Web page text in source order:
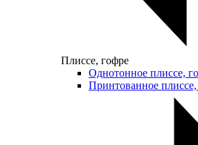
Плиссе, гофре
Однотонное плиссе,
Принтованное